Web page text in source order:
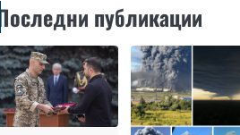
Последни публикации